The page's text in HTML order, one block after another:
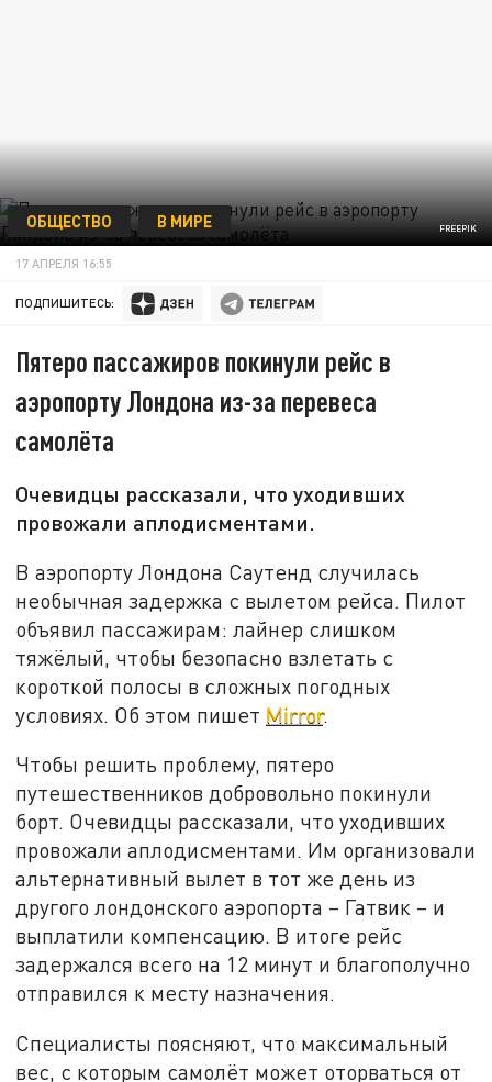
FREEPIK
ОБЩЕСТВО В МИРЕ
17 АПРЕЛЯ 16:55
ПОДПИШИТЕСЬ:
Пятеро пассажиров покинули рейс в
аэропорту Лондона из-за перевеса
самолёта
Очевидцы рассказали, что уходивших
провожали аплодисментами.
В аэропорту Лондона Саутенд случилась
необычная задержка с вылетом рейса. Пилот
объявил пассажирам: лайнер слишком
тяжёлый, чтобы безопасно взлетать с
короткой полосы в сложных погодных
условиях. Об этом пишет Mirror.
Чтобы решить проблему, пятеро
путешественников добровольно покинули
борт. Очевидцы рассказали, что уходивших
провожали аплодисментами. Им организовали
альтернативный вылет в тот же день из
другого лондонского аэропорта – Гатвик – и
выплатили компенсацию. В итоге рейс
задержался всего на 12 минут и благополучно
отправился к месту назначения.
Специалисты поясняют, что максимальный
вес, с которым самолёт может оторваться от